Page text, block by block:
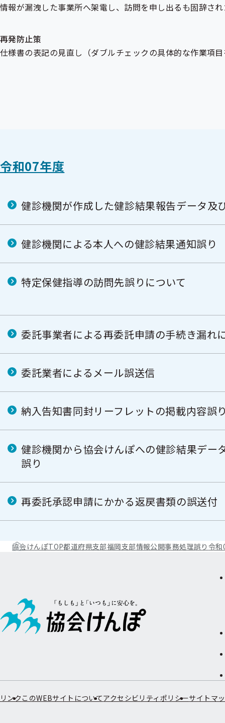
情報が漏洩した事業所へ架電し、訪問を申し出るも固辞さ
再発防止策
仕様書の表記の見直し（ダブルチェックの具体的な作業項目
令和07年度
健診機関が作成した健診結果報告データ及
健診機関による本人への健診結果通知誤り
特定保健指導の訪問先誤りについて
委託事業者による再委託申請の手続き漏れ
委託業者によるメール誤送信
納入告知書同封リーフレットの掲載内容誤り
健診機関から協会けんぽへの健診結果デー
誤り
再委託承認申請にかかる返戻書類の誤送付
協会けんぽTOP都道府県支部福岡支部情報公開事務処理誤り 令和
リンク このWEBサイトについてアクセシビリティポリシーサイトマ